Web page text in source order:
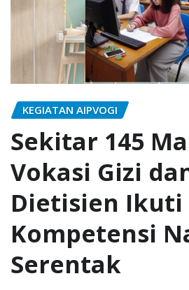
KEGIATAN AIPVOGI
Sekitar 145
Vokasi Gizi
Dietisien Ikuti
Kompetensi
Serentak